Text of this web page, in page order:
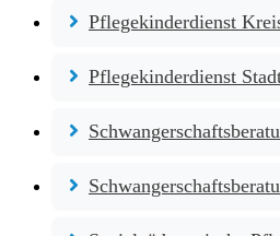
Pflegekinderdienst
Pflegekinderdienst